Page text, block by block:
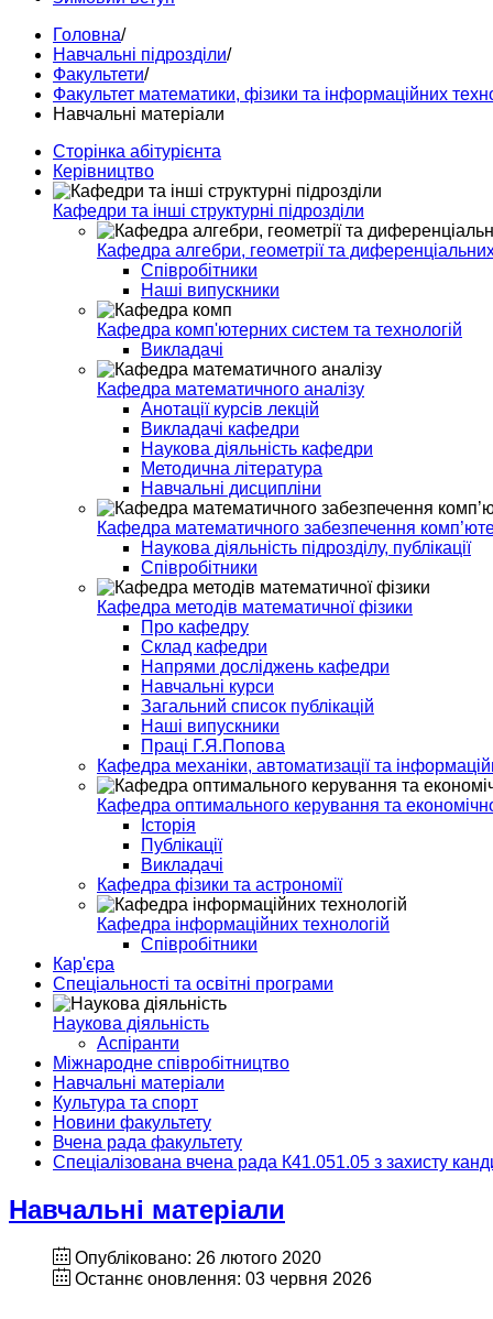
Головна/
Навчальні підрозділи/
Факультети/
Факультет математики, фізики та інформаційних
Навчальні матеріали
Сторінка абітурієнта
Керівництво
Кафедри та інші структурні підрозділи
Кафедра алгебри, геометрії та
Співробітники
Наші випускники
Кафедра комп'ютерних систем та технологій
Викладачі
Кафедра математичного аналізу
Анотації курсів лекцій
Викладачі кафедри
Наукова діяльність кафедри
Методична література
Навчальні дисципліни
Кафедра математичного забезпечення
Наукова діяльність підрозділу, публікації
Співробітники
Кафедра методів математичної фізики
Про кафедру
Склад кафедри
Напрями досліджень кафедри
Навчальні курси
Загальний список публікацій
Наші випускники
Праці Г.Я.Попова
Кафедра механіки, автоматизації та
Кафедра оптимального керування та
Історія
Публікації
Викладачі
Кафедра фізики та астрономії
Кафедра інформаційних технологій
Спiвробiтники
Кар'єра
Спеціальності та освітні програми
Наукова діяльність
Аспіранти
Міжнародне співробітництво
Навчальні матеріали
Культура та спорт
Новини факультету
Вчена рада факультету
Спеціалізована вчена рада К41.051.05 з захисту
Навчальні матеріали
Опубліковано: 26 лютого 2020
Останнє оновлення: 03 червня 2026